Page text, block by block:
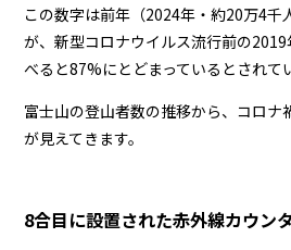
この数字は前年（2024年・約20万4千
が、新型コロナウイルス流行前の
べると87%にとどまっているとされて
富士山の登山者数の推移から、コロナ
が見えてきます。
8合目に設置された赤外線カウン